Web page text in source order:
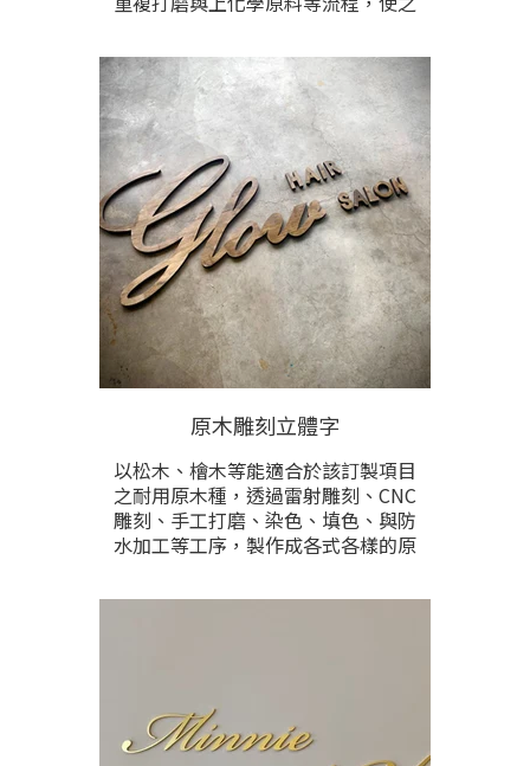
防護漆固色，阻止不斷繡化。
鐵鏽為鐵氧化物的統稱，通常為棕紅
色，由鐵和氧氣進行氧化還原反應而
生成。在不同的環境、氣候與加工方
式，會生成不同形式的鐵鏽。經由足
夠的時間，在氧氣和水充足的情況
下，鐵會完全氧化成鏽。因此完工前
會進行重複保護上漆，停止再鏽化，
維持最美的鏽鐵作品視覺。價格根據
製作尺寸與雕刻內容多寡計算，提供
尺寸與雕刻內容後洽詢。
原木雕刻立體字
以松木、檜木等能適合於該訂製項目
之耐用原木種，透過雷射雕刻、CNC
雕刻、手工打磨、染色、填色、與防
水加工等工序，製作成各式各樣的原
應用於招牌看板、門牌、等各式製品